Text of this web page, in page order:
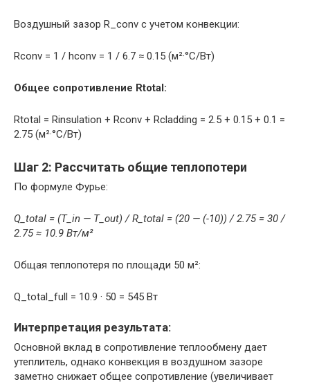
Воздушный зазор R_conv с учетом конвекции:
Rconv = 1 / hconv = 1 / 6.7 ≈ 0.15 (м²·°C/Вт)
Общее сопротивление Rtotal:
Rtotal = Rinsulation + Rconv + Rcladding = 2.5 + 0.15 + 0.1 =
2.75 (м²·°C/Вт)
Шаг 2: Рассчитать общие теплопотери
По формуле Фурье:
Q_total = (T_in — T_out) / R_total = (20 — (-10)) / 2.75 = 30 /
2.75 ≈ 10.9 Вт/м²
Общая теплопотеря по площади 50 м²:
Q_total_full = 10.9 · 50 = 545 Вт
Интерпретация результата:
Основной вклад в сопротивление теплообмену дает
утеплитель, однако конвекция в воздушном зазоре
заметно снижает общее сопротивление (увеличивает